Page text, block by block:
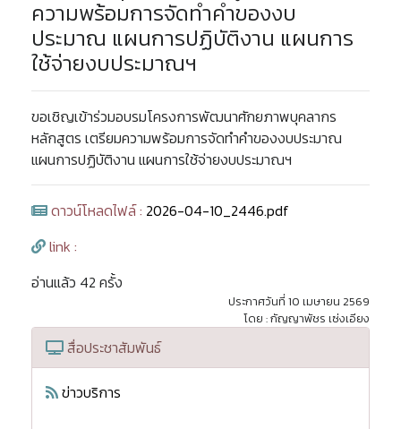
ความพร้อมการจัดทำคำของงบ
ประมาณ แผนการปฏิบัติงาน แผนการ
ใช้จ่ายงบประมาณฯ
ขอเชิญเข้าร่วมอบรมโครงการพัฒนาศักยภาพบุคลากร
หลักสูตร เตรียมความพร้อมการจัดทำคำของงบประมาณ
แผนการปฏิบัติงาน แผนการใช้จ่ายงบประมาณฯ
ดาวน์โหลดไฟล์ : 2026-04-10_2446.pdf
link :
อ่านแล้ว 42 ครั้ง
ประกาศวันที่ 10 เมษายน 2569
โดย : กัญญาพัชร เซ่งเอียง
สื่อประชาสัมพันธ์
ข่าวบริการ